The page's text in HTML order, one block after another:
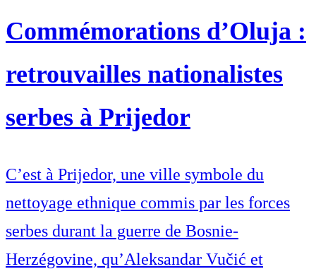
Commémorations d’Oluja :
retrouvailles nationalistes
serbes à Prijedor
C’est à Prijedor, une ville symbole du
nettoyage ethnique commis par les forces
serbes durant la guerre de Bosnie-
Herzégovine, qu’Aleksandar Vučić et